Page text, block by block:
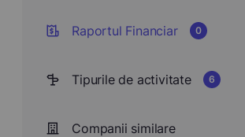
Raportul Financiar 0
Tipurile de activitate 6
Companii similare